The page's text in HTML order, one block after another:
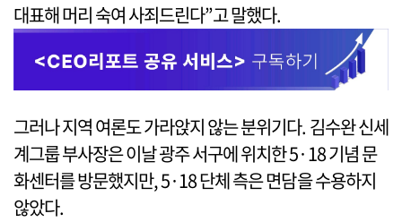
대표해 머리 숙여 사죄드린다”고 말했다.
그러나 지역 여론도 가라앉지 않는 분위기다. 김수완 신세
계그룹 부사장은 이날 광주 서구에 위치한 5·18 기념 문
화센터를 방문했지만, 5·18 단체 측은 면담을 수용하지
않았다.